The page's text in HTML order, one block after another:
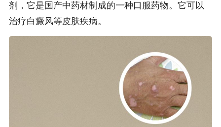
剂，它是国产中药材制成的一种口服药物。它可以
治疗白癜风等皮肤疾病。